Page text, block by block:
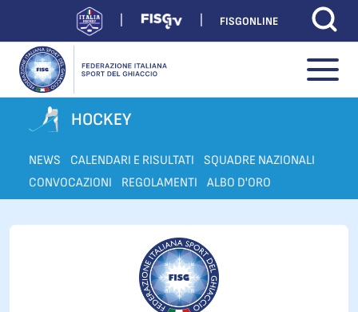
FISGONLINE
HOCKEY
NEWS CALENDARI E RISULTATI
SQUADRE NAZIONALI
CONVOCAZIONI
REGOLAMENTI ALBO D'ORO